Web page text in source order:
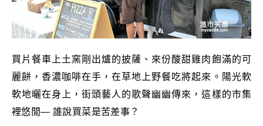
買片餐車上土窯剛出爐的披薩、來份酸甜雞肉飽滿的可
麗餅，香濃咖啡在手，在草地上野餐吃將起來。陽光軟
軟地曬在身上，街頭藝人的歌聲幽幽傳來，這樣的市集
裡悠閒— 誰說買菜是苦差事？